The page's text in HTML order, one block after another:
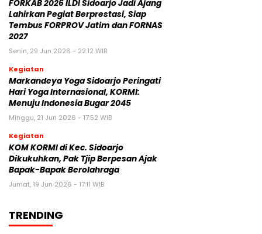
FORKAB 2026 ILDI Sidoarjo Jadi Ajang
Lahirkan Pegiat Berprestasi, Siap
Tembus FORPROV Jatim dan FORNAS
2027
Senin, 29 Jun 2026 - 22:12 WIB
Kegiatan
Markandeya Yoga Sidoarjo Peringati
Hari Yoga Internasional, KORMI:
Menuju Indonesia Bugar 2045
Minggu, 21 Jun 2026 - 17:52 WIB
Kegiatan
KOM KORMI di Kec. Sidoarjo
Dikukuhkan, Pak Tjip Berpesan Ajak
Bapak-Bapak Berolahraga
Jumat, 19 Jun 2026 - 17:11 WIB
TRENDING